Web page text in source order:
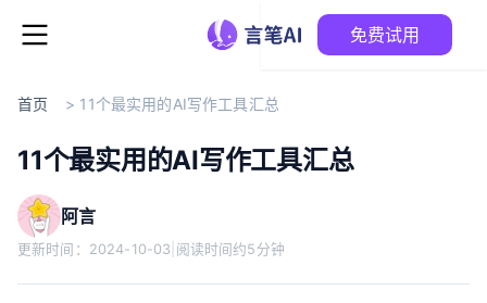
免费试用
首页 > 11个最实用的AI写作工具汇总
11个最实用的AI写作工具汇总
阿言
更新时间： 2024-10-03 阅读时间约5分钟